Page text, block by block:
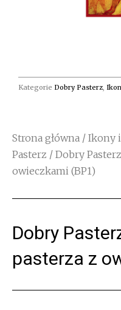
Kategorie Dobry Pasterz,
Strona główna / Ikony
Pasterz / Dobry
owieczkami (BP1)
Dobry
pasterza z